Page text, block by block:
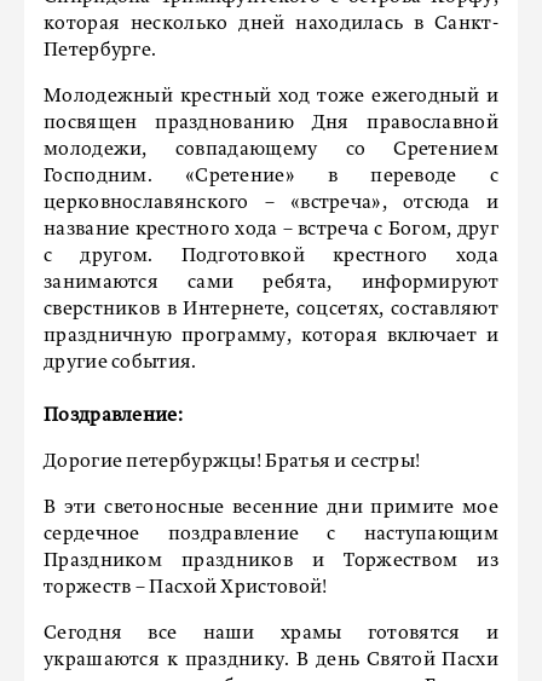
которая несколько дней находилась в Санкт-
Петербурге.
Молодежный крестный ход тоже ежегодный и
посвящен празднованию Дня православной
молодежи, совпадающему со Сретением
Господним. «Сретение» в переводе с
церковнославянского – «встреча», отсюда и
название крестного хода – встреча с Богом, друг
с другом. Подготовкой крестного хода
занимаются сами ребята, информируют
сверстников в Интернете, соцсетях, составляют
праздничную программу, которая включает и
другие события.
Поздравление:
Дорогие петербуржцы! Братья и сестры!
В эти светоносные весенние дни примите мое
сердечное поздравление с наступающим
Праздником праздников и Торжеством из
торжеств – Пасхой Христовой!
Сегодня все наши храмы готовятся и
украшаются к празднику. В день Святой Пасхи